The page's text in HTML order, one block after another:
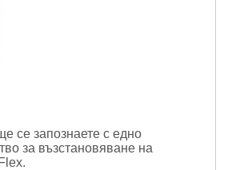
се запознаете с едно
за възстановяване на